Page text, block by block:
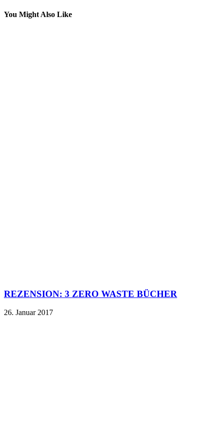
You Might Also Like
REZENSION: 3 ZERO WASTE BÜCHER
26. Januar 2017